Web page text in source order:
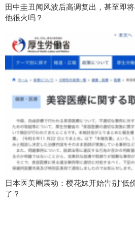
田中圭丑闻风波后高调复出，甚至即
他很火吗？
日本医美圈震动：樱花妹开始告别“低
了？